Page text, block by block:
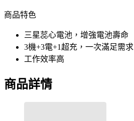
商品特色
三星蕊心電池，增強電池壽命
3機+3電+1超充，一次滿足需求
工作效率高
商品詳情